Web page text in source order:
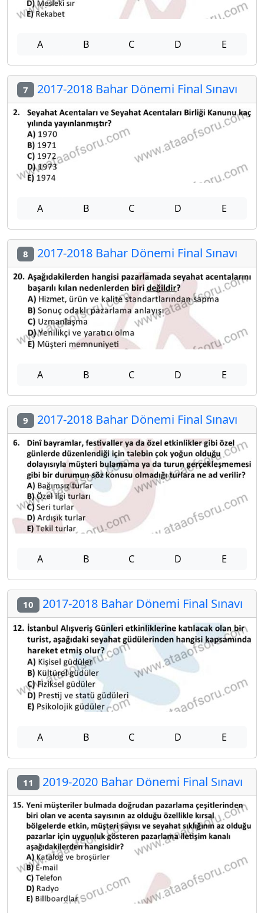
A B C D E
7 2017-2018 Bahar Dönemi Final Sınavı
A B C D E
8 2017-2018 Bahar Dönemi Final Sınavı
A B C D E
9 2017-2018 Bahar Dönemi Final Sınavı
A B C D E
10 2017-2018 Bahar Dönemi Final Sınavı
A B C D E
11 2019-2020 Bahar Dönemi Final Sınavı